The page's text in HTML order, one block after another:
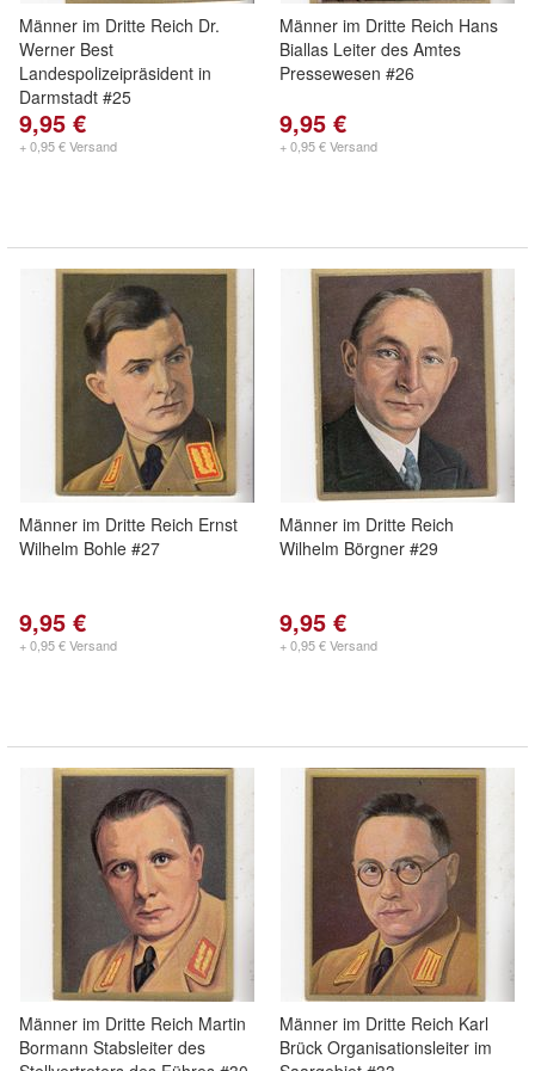
Männer im Dritte Reich Dr.
Werner Best
Landespolizeipräsident in
Darmstadt #25
9,95 €
+ 0,95 € Versand
Männer im Dritte Reich Hans
Biallas Leiter des Amtes
Pressewesen #26
9,95 €
+ 0,95 € Versand
Männer im Dritte Reich Ernst
Wilhelm Bohle #27
9,95 €
+ 0,95 € Versand
Männer im Dritte Reich
Wilhelm Börgner #29
9,95 €
+ 0,95 € Versand
Männer im Dritte Reich Martin
Bormann Stabsleiter des
Männer im Dritte Reich Karl
Brück Organisationsleiter im